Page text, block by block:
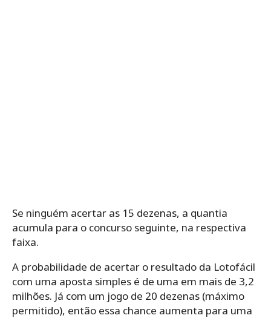
Se ninguém acertar as 15 dezenas, a quantia
acumula para o concurso seguinte, na respectiva
faixa.
A probabilidade de acertar o resultado da Lotofácil
com uma aposta simples é de uma em mais de 3,2
milhões. Já com um jogo de 20 dezenas (máximo
permitido), então essa chance aumenta para uma